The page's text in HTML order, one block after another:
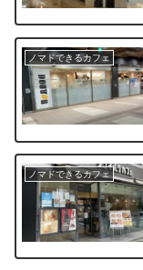
ノマドできるカフェ
ノマドできるカフェ